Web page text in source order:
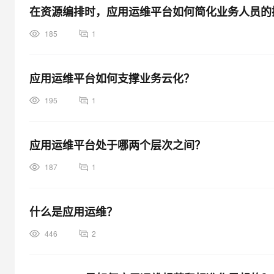
在资源编排时，应用运维平台如何简化业务人员
185 1
应用运维平台如何支撑业务云化？
195 1
应用运维平台处于哪两个层次之间？
187 1
什么是应用运维？
446 2